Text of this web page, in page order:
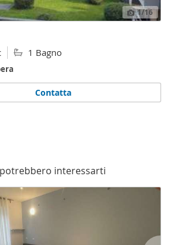
1/16
1 Bagno
Contatta
interessarti